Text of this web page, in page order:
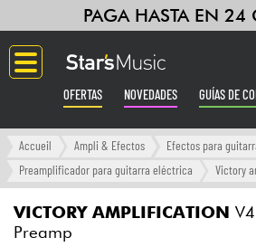
PAGA HASTA EN 24
OFERTAS NOVEDADES GUÍAS DE
Langue
Ampli & Efectos
Accueil Ampli & Efectos
Efectos para
Preamplificador para guitarra eléctrica
Victory
VICTORY AMPLIFICATION
Preamp